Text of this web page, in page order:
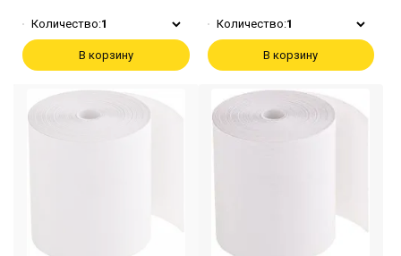
Количество:1
В корзину
Количество:1
В корзину